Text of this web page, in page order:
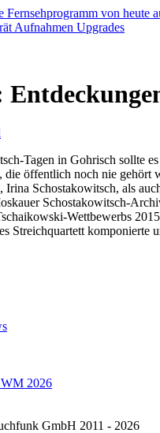
Aufnahmen Upgrades
Tagen in Gohrisch sollte
öffentlich noch nie gehört
Schostakowitsch, als
Schostakowitsch-
Wettbewerbs
Streichquartett
2026
GmbH 2011 - 2026